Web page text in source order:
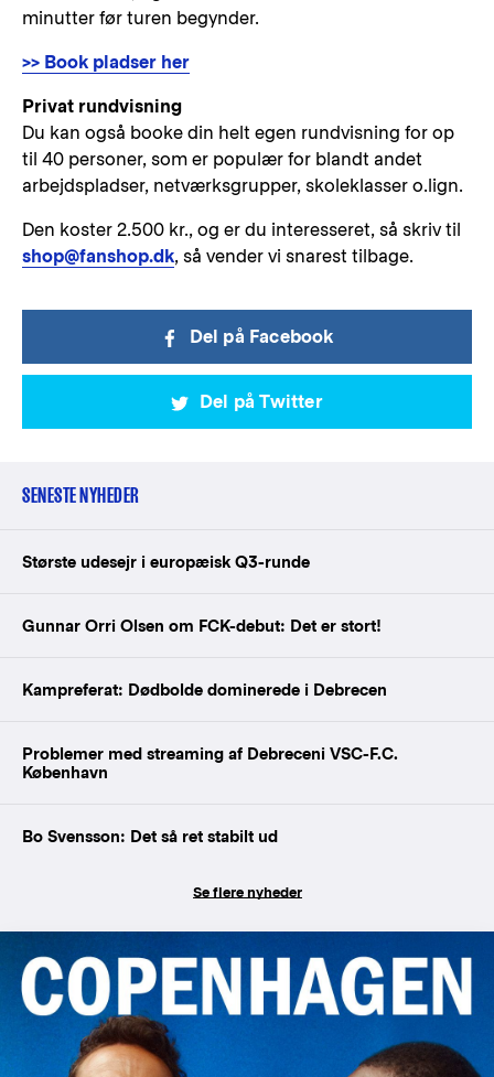
minutter før turen begynder.
>> Book pladser her
Privat rundvisning
Du kan også booke din helt egen rundvisning for op
til 40 personer, som er populær for blandt andet
arbejdspladser, netværksgrupper, skoleklasser o.lign.
Den koster 2.500 kr., og er du interesseret, så skriv til
shop@fanshop.dk, så vender vi snarest tilbage.
Del på Facebook
Del på Twitter
SENESTE NYHEDER
Største udesejr i europæisk Q3-runde
Gunnar Orri Olsen om FCK-debut: Det er stort!
Kampreferat: Dødbolde dominerede i Debrecen
Problemer med streaming af Debreceni VSC-F.C.
København
Bo Svensson: Det så ret stabilt ud
Se flere nyheder